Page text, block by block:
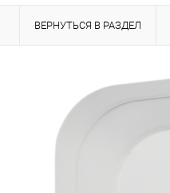
ВЕРНУТЬСЯ В РАЗДЕЛ